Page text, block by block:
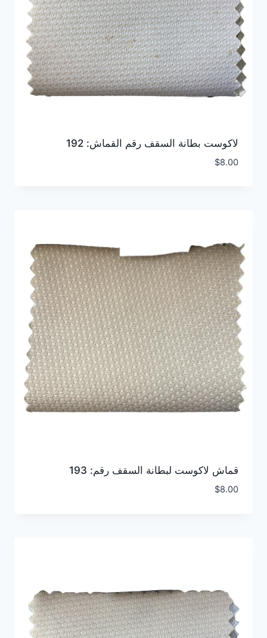
لاكوست بطانة السقف رقم القماش: 192
$8.00
قماش لاكوست لبطانة السقف رقم: 193
$8.00